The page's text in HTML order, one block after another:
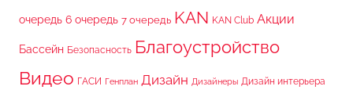
очередь 6 очередь 7 очередь KAN KAN Club Акции
Бассейн Безопасность Благоустройство
Видео ГАСИ Генплан Дизайн Дизайнеры Дизайн интерьера